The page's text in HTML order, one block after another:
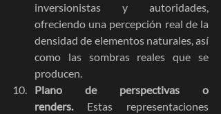
inversionistas y autoridades,
ofreciendo una percepción real de la
densidad de elementos naturales, así
como las sombras reales que se
producen.
Plano de perspectivas o
renders. Estas representaciones